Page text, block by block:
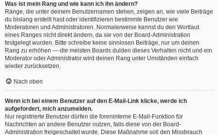
Was ist mein Rang und wie kann ich ihn ändern?
Ränge, die unter deinem Benutzernamen stehen, zeigen an, wie viele Beiträge
du bislang erstellt hast oder identifizieren bestimmte Benutzer wie
Moderatoren und Administratoren. Normalerweise kannst du den Wortlaut
eines Ranges nicht direkt ändern, da sie von der Board-Administration
festgelegt wurden. Bitte schreibe keine sinnlosen Beiträge, nur um deinen
Rang zu erhöhen — die meisten Boards dulden dieses Verhalten nicht und ein
Moderator oder Administrator wird deinen Rang unter Umständen einfach
wieder zurücksetzen.
Nach oben
Wenn ich bei einem Benutzer auf den E-Mail-Link klicke, werde ich
aufgefordert, mich anzumelden.
Nur registrierte Benutzer dürfen die foreninterne E-Mail-Funktion für
Nachrichten an andere Benutzer nutzen, falls diese von der Board-
Administration freigeschaltet wurde. Diese Maßnahme soll den Missbrauch